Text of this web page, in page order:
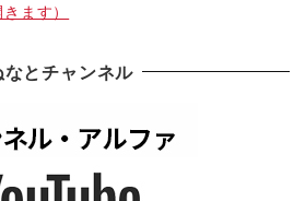
ます）
なとチャンネル